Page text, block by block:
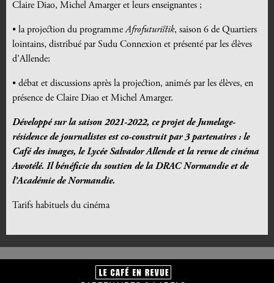
Claire Diao, Michel Amarger et leurs enseignantes ;
• la projection du programmeAfrofuturistik, saison 6 de Quartiers
lointains, distribué par Sudu Connexion et présenté par les élèves
d’Allende;
• débat et discussions après la projection, animés par les élèves, en
présence de Claire Diao et Michel Amarger.
Développé sur la saison 2021-2022, ce projet de Jumelage-
résidence de journalistes est co-construit par 3 partenaires : le
Café des images, le Lycée Salvador Allende et la revue de cinéma
Awotélé. Il bénéficie du soutien de la DRAC Normandie et de
l’Académie de Normandie.
Tarifs habituels du cinéma